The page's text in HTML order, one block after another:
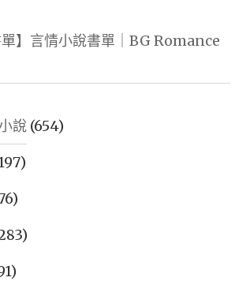
】言情小說書單｜BG Romance
說 (654)